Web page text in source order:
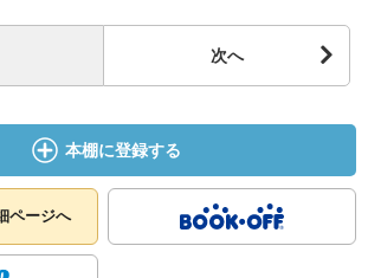
次へ
本棚に登録する
ページへ